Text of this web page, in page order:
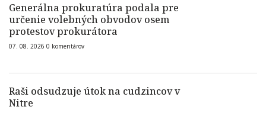
Generálna prokuratúra podala pre
určenie volebných obvodov osem
protestov prokurátora
07. 08. 2026 0 komentárov
Raši odsudzuje útok na cudzincov v
Nitre